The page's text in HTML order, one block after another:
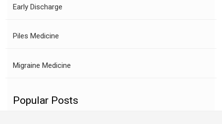
Early Discharge
Piles Medicine
Migraine Medicine
Popular Posts